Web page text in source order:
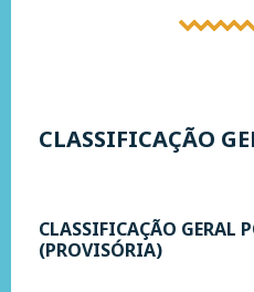
CLASSIFICAÇÃO
CLASSIFICAÇÃO GERAL
(PROVISÓRIA)